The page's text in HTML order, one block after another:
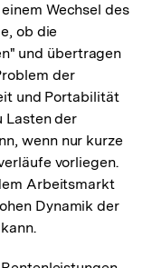
Wechsel des
ob die
und übertragen
der
und Portabilität
Lasten der
wenn nur kurze
vorliegen.
Arbeitsmarkt
Dynamik der